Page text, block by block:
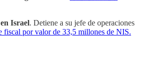
Israel. Detiene a su jefe de operaciones
fiscal por valor de 33,5 millones de NIS.